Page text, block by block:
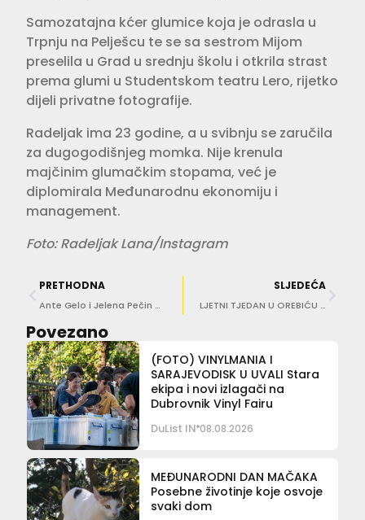
Samozatajna kćer glumice koja je odrasla u
Trpnju na Pelješcu te se sa sestrom Mijom
preselila u Grad u srednju školu i otkrila strast
prema glumi u Studentskom teatru Lero, rijetko
dijeli privatne fotografije.
Radeljak ima 23 godine, a u svibnju se zaručila
za dugogodišnjeg momka. Nije krenula
majčinim glumačkim stopama, već je
diplomirala Međunarodnu ekonomiju i
management.
Foto: Radeljak Lana/Instagram
PRETHODNA
Ante Gelo i Jelena Pečin napravili selfie na aerodromu u Zagrebu, a gdje sad?!
SLJEDEĆA
LJETNI TJEDAN U OREBIĆU Dolazi svima omiljeni Jole!
Povezano
(FOTO) VINYLMANIA I
SARAJEVODISK U UVALI Stara
ekipa i novi izlagači na
Dubrovnik Vinyl Fairu
DuList IN 08.08.2026
MEĐUNARODNI DAN MAČAKA
Posebne životinje koje osvoje
svaki dom